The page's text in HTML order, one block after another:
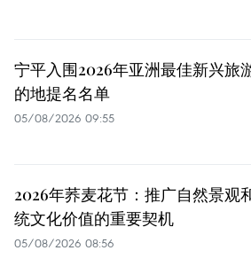
宁平入围2026年亚洲最佳新兴旅
的地提名名单
05/08/2026 09:55
2026年荞麦花节：推广自然景观
统文化价值的重要契机
05/08/2026 08:56